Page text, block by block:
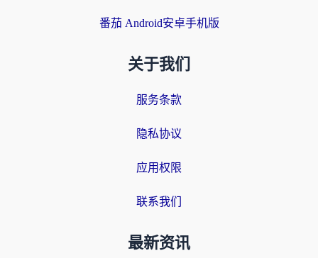
番茄 Android安卓手机版
关于我们
服务条款
隐私协议
应用权限
联系我们
最新资讯